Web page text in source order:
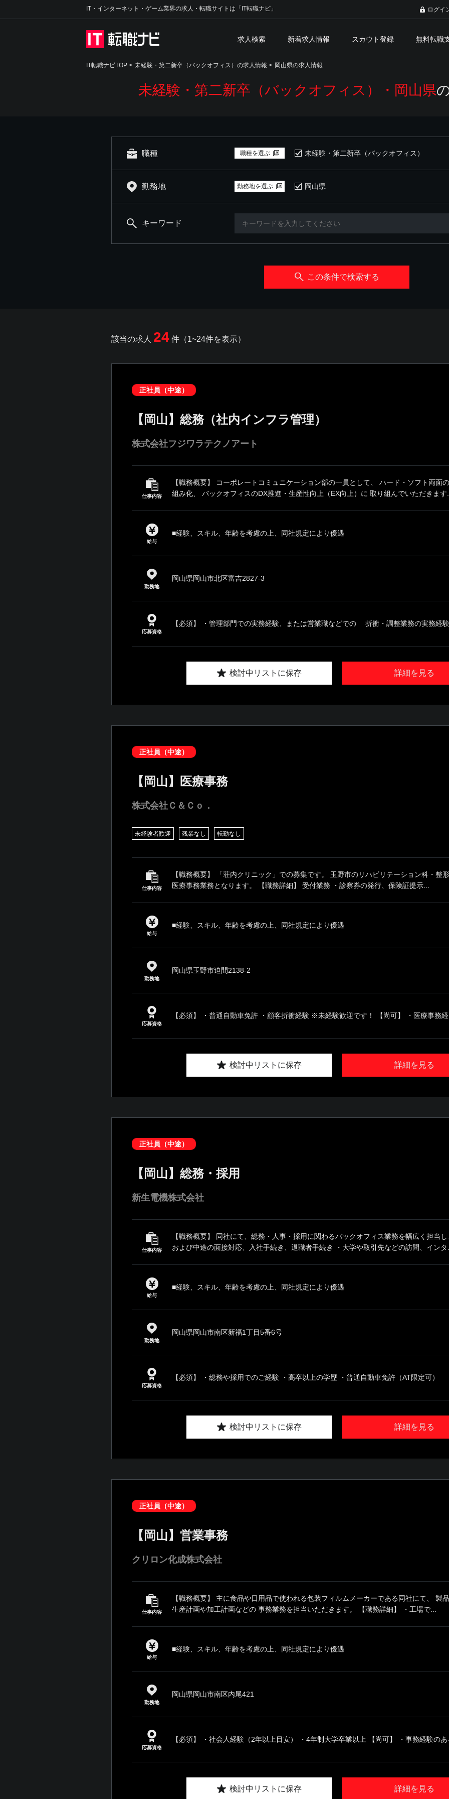
IT・インターネット・ゲーム業界の求人・転職サイトは「IT転職ナビ」 ログイ
求人検索 新着求人情報 スカウト登録 無料転職
IT転職ナビTOP > 未経験・第二新卒（バックオフィス）の求人情報 > 岡山県の求人情報
未経験・第二新卒（バックオフィス）・岡山県
職種 職種を選ぶ 未経験・第二新卒（バックオフィス）
勤務地 勤務地を選ぶ 岡山県
キーワード
この条件で検索する
該当の求人 24 件（1~24件を表示）
正社員（中途）
【岡山】総務（社内インフラ管理）
株式会社フジワラテクノアート
仕事内容
【職務概要】 コーポレートコミュニケーション部の一員として、 ハード・ソフト両面
組み化、 バックオフィスのDX推進・生産性向上（EX向上）に 取り組んでいただきます
給与
■経験、スキル、年齢を考慮の上、同社規定により優遇
勤務地
岡山県岡山市北区富吉2827-3
応募資格
【必須】 ・管理部門での実務経験、または営業職などでの 折衝・調整業務の実務経
詳細を見る
検討中リストに保存
正社員（中途）
【岡山】医療事務
株式会社Ｃ＆Ｃｏ．
未経験者歓迎 残業なし 転勤なし
仕事内容
【職務概要】 「荘内クリニック」での募集です。 玉野市のリハビリテーション科・整
医療事務業務となります。 【職務詳細】 受付業務 ・診察券の発行、保険証提示...
給与
■経験、スキル、年齢を考慮の上、同社規定により優遇
勤務地
岡山県玉野市迫間2138-2
応募資格
【必須】 ・普通自動車免許 ・顧客折衝経験 ※未経験歓迎です！ 【尚可】 ・医療事務
詳細を見る
検討中リストに保存
正社員（中途）
【岡山】総務・採用
新生電機株式会社
仕事内容
【職務概要】 同社にて、総務・人事・採用に関わるバックオフィス業務を幅広く担当
および中途の面接対応、入社手続き、退職者手続き ・大学や取引先などの訪問、インタ
給与
■経験、スキル、年齢を考慮の上、同社規定により優遇
勤務地
岡山県岡山市南区新福1丁目5番6号
応募資格
【必須】 ・総務や採用でのご経験 ・高卒以上の学歴 ・普通自動車免許（AT限定可）
詳細を見る
検討中リストに保存
正社員（中途）
【岡山】営業事務
クリロン化成株式会社
仕事内容
【職務概要】 主に食品や日用品で使われる包装フィルムメーカーである同社にて、 製
生産計画や加工計画などの 事務業務を担当いただきます。 【職務詳細】 ・工場で...
給与
■経験、スキル、年齢を考慮の上、同社規定により優遇
勤務地
岡山県岡山市南区内尾421
応募資格
【必須】 ・社会人経験（2年以上目安） ・4年制大学卒業以上 【尚可】 ・事務経験の
詳細を見る
検討中リストに保存